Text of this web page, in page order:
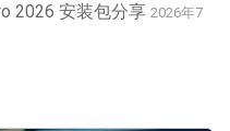
2026 安装包分享 2026年7